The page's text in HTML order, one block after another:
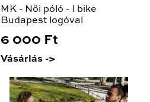
MK - Női póló - I bike
Budapest logóval
6 000 Ft
Vásárlás ->